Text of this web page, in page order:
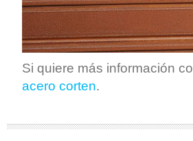
Si quiere más información
acero corten.